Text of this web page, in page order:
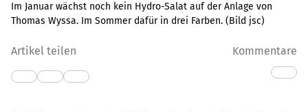
Im Januar wächst noch kein Hydro-Salat auf der Anlage von
Thomas Wyssa. Im Sommer dafür in drei Farben. (Bild jsc)
Artikel teilen Kommentare